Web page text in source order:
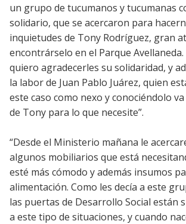
un grupo de tucumanos y tucumanas
solidario, que se acercaron para
inquietudes de Tony Rodríguez, gran
encontrárselo en el Parque
quiero agradecerles su solidaridad, y
la labor de Juan Pablo Juárez, quien
este caso como nexo y conociéndolo
de Tony para lo que necesite”.
“Desde el Ministerio mañana le
algunos mobiliarios que está
esté más cómodo y además insumos
alimentación. Como les decía a este
las puertas de Desarrollo Social están
a este tipo de situaciones, y cuando